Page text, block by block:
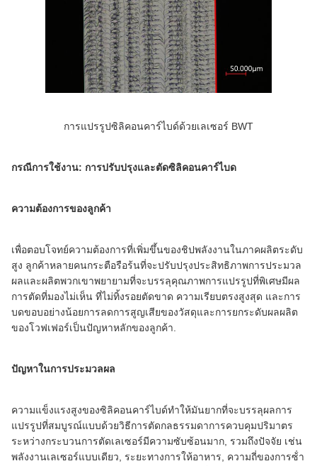
การแปรรูปซิลิคอนคาร์ไบด์ด้วยเลเซอร์ BWT
กรณีการใช้งาน: การปรับปรุงและตัดซิลิคอนคาร์ไบด
ความต้องการของลูกค้า
เพื่อตอบโจทย์ความต้องการที่เพิ่มขึ้นของชิปพลังงานในภาคผลิตระดับ
สูง ลูกค้าหลายคนกระตือรือร้นที่จะปรับปรุงประสิทธิภาพการประมวล
ผลและผลิตพวกเขาพยายามที่จะบรรลุคุณภาพการแปรรูปที่พิเศษมีผล
การตัดที่มองไม่เห็น ที่ไม่ทิ้งรอยตัดขาด ความเรียบตรงสูงสุด และการ
บดขอบอย่างน้อยการลดการสูญเสียของวัสดุและการยกระดับผลผลิต
ของโวฟเฟอร์เป็นปัญหาหลักของลูกค้า.
ปัญหาในการประมวลผล
ความแข็งแรงสูงของซิลิคอนคาร์ไบด์ทําให้มันยากที่จะบรรลุผลการ
แปรรูปที่สมบูรณ์แบบด้วยวิธีการตัดกลธรรมดาการควบคุมปริมาตร
ระหว่างกระบวนการตัดเลเซอร์มีความซับซ้อนมาก, รวมถึงปัจจัย เช่น
พลังงานเลเซอร์แบบเดียว, ระยะทางการให้อาหาร, ความถี่ของการซ้ํา